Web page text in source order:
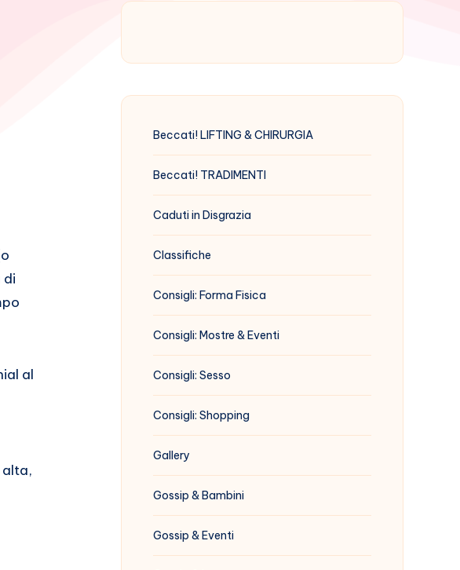
di
al
Beccati! LIFTING & CHIRURGIA
Beccati! TRADIMENTI
Caduti in Disgrazia
Classifiche
Consigli: Forma Fisica
Consigli: Mostre & Eventi
Consigli: Sesso
Consigli: Shopping
Gallery
Gossip & Bambini
Gossip & Eventi